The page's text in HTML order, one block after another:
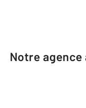
Notre agence